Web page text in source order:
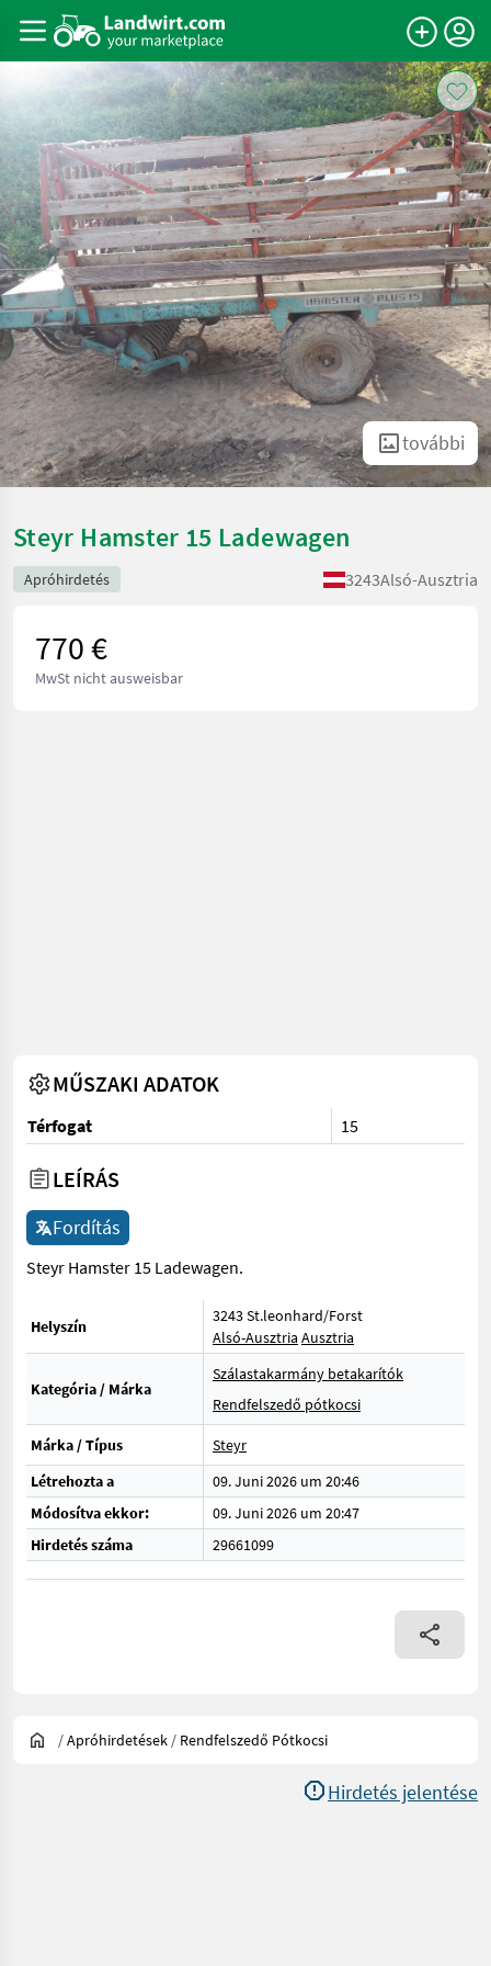
további
Steyr Hamster 15 Ladewagen
Apróhirdetés 3243Alsó-Ausztria
770 €
MwSt nicht ausweisbar
MŰSZAKI ADATOK
Térfogat 15
LEÍRÁS
Fordítás
Steyr Hamster 15 Ladewagen.
Helyszín
3243 St.leonhard/Forst
Alsó-Ausztria Ausztria
Kategória / Márka
Szálastakarmány betakarítók
Rendfelszedő pótkocsi
Márka / Típus
Steyr
Létrehozta a
09. Juni 2026 um 20:46
Módosítva ekkor:
09. Juni 2026 um 20:47
Hirdetés száma
29661099
/Apróhirdetések / Rendfelszedő Pótkocsi
Hirdetés jelentése